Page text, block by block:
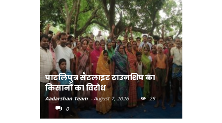
पाटलिपुत्र सैटलाइट टाउनशिप का
किसानों का विरोध
Aadarshan Team - August 7, 2026
29
0